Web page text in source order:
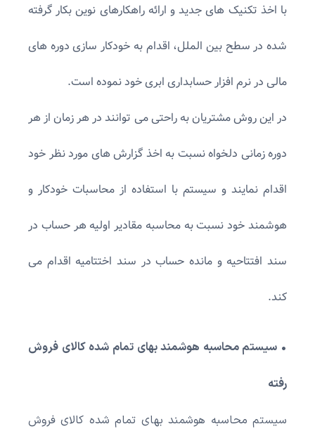
با اخذ تکنیک های جدید و ارائه راهکارهای نوین بکار گرفته
شده در سطح بین الملل، اقدام به خودکار سازی دوره های
مالی در نرم افزار حسابداری ابری خود نموده است.
در این روش مشتریان به راحتی می توانند در هر زمان از هر
دوره زمانی دلخواه نسبت به اخذ گزارش های مورد نظر خود
اقدام نمایند و سیستم با استفاده از محاسبات خودکار و
هوشمند خود نسبت به محاسبه مقادیر اولیه هر حساب در
سند افتتاحیه و مانده حساب در سند اختتامیه اقدام می
کند.
• سیستم محاسبه هوشمند بهای تمام شده کالای فروش
رفته
سیستم محاسبه هوشمند بهای تمام شده کالای فروش